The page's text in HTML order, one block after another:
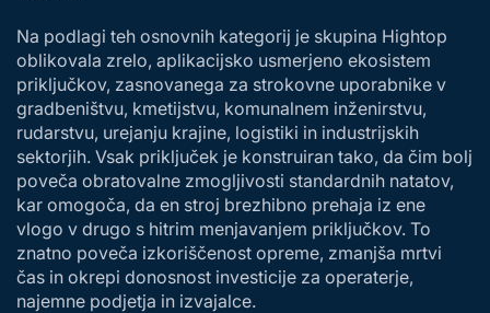
Na podlagi teh osnovnih kategorij je skupina Hightop
oblikovala zrelo, aplikacijsko usmerjeno ekosistem
priključkov, zasnovanega za strokovne uporabnike v
gradbeništvu, kmetijstvu, komunalnem inženirstvu,
rudarstvu, urejanju krajine, logistiki in industrijskih
sektorjih. Vsak priključek je konstruiran tako, da čim bolj
poveča obratovalne zmogljivosti standardnih natatov,
kar omogoča, da en stroj brezhibno prehaja iz ene
vlogo v drugo s hitrim menjavanjem priključkov. To
znatno poveča izkoriščenost opreme, zmanjša mrtvi
čas in okrepi donosnost investicije za operaterje,
najemne podjetja in izvajalce.